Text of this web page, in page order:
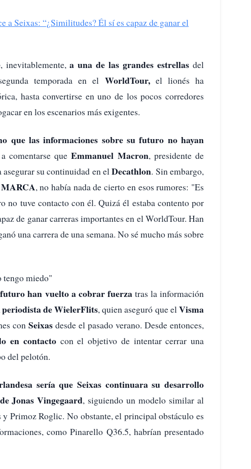
a Seixas: “¿Similitudes? Él sí es capaz de ganar el
, inevitablemente,a una de las grandes estrellas del
temporada en el WorldTour, el lionés ha
hasta convertirse en uno de los pocos corredores
en los escenarios más exigentes.
que las informaciones sobre su futuro no hayan
comentarse queEmmanuel Macron, presidente de
asegurar su continuidad en elDecathlon. Sin embargo,
MARCA, no había nada de cierto en esos rumores: "Es
no tuve contacto con él. Quizá él estaba contento por
de ganar carreras importantes en el WorldTour. Han
una carrera de una semana. No sé mucho más sobre
tengo miedo"
han vuelto a cobrar fuerza tras la información
de WielerFlits, quien aseguró que elVisma
con Seixas desde el pasado verano. Desde entonces,
en contactocon el objetivo de intentar cerrar una
del pelotón.
sería que Seixas continuara su desarrollo
Jonas Vingegaard, siguiendo un modelo similar al
Primoz Roglic. No obstante, el principal obstáculo es
como Pinarello Q36.5, habrían presentado